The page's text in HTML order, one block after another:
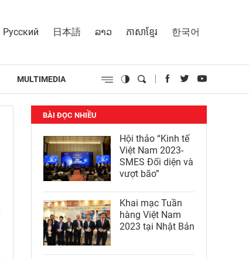
Русский 日本語 ລາວ ភាសាខ្មែរ 한국어
MULTIMEDIA
BÀI ĐỌC NHIỀU
Hội thảo “Kinh tế
Việt Nam 2023-
SMES Đối diện và
vượt bão”
Khai mạc Tuần
hàng Việt Nam
2023 tại Nhật Bản